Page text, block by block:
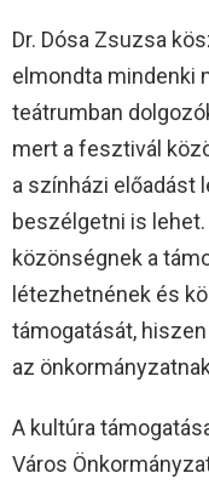
Dr. Dósa Zsuzsa
elmondta mindenki
teátrumban
mert a fesztivál
a színházi előadást
beszélgetni is
közönségnek a
létezhetnének és
támogatását,
az
A kultúra
Város